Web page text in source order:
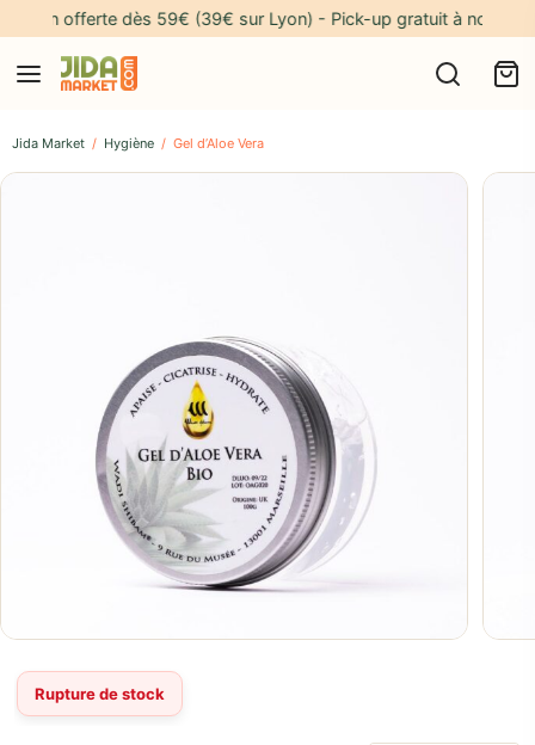
offerte dès 59€ (39€ sur Lyon) - Pick-up gratuit à notre
Jida Market / Hygiène / Gel d’Aloe Vera
Rupture de stock